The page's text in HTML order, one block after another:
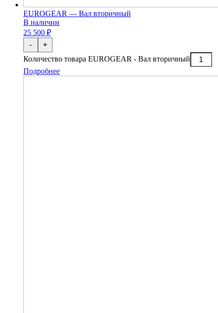
EUROGEAR — Вал вторичный
В наличии
25 500 ₽
-
Количество товара EUROGEAR - Вал вторичный
+
Подробнее